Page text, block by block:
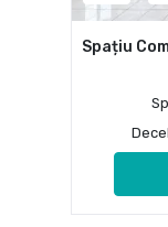
Spațiu